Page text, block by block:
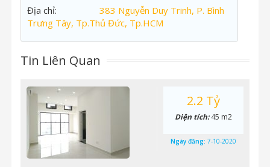
Địa chỉ:
383 Nguyễn Duy Trinh, P. Bình
Trưng Tây, Tp.Thủ Đức, Tp.HCM
Tin Liên Quan
2.2 Tỷ
Diện tích:45 m2
Ngày đăng: 7-10-2020